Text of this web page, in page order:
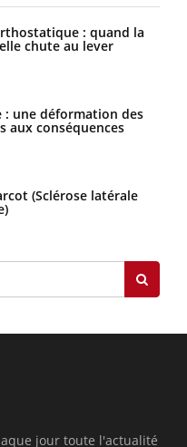
: quand la
chute au lever
: une déformation des
aux conséquences
(Sclérose latérale
jour toute l'actualité